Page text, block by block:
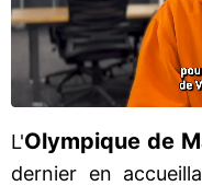
L'Olympique de
dernier en